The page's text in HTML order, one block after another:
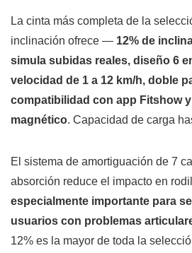
La cinta más completa de la
inclinación ofrece — 12% de
simula subidas reales, diseño 6
velocidad de 1 a 12 km/h, doble
compatibilidad con app Fitshow
magnético. Capacidad de carga
El sistema de amortiguación de 7
absorción reduce el impacto en
especialmente importante para
usuarios con problemas
12% es la mayor de toda la